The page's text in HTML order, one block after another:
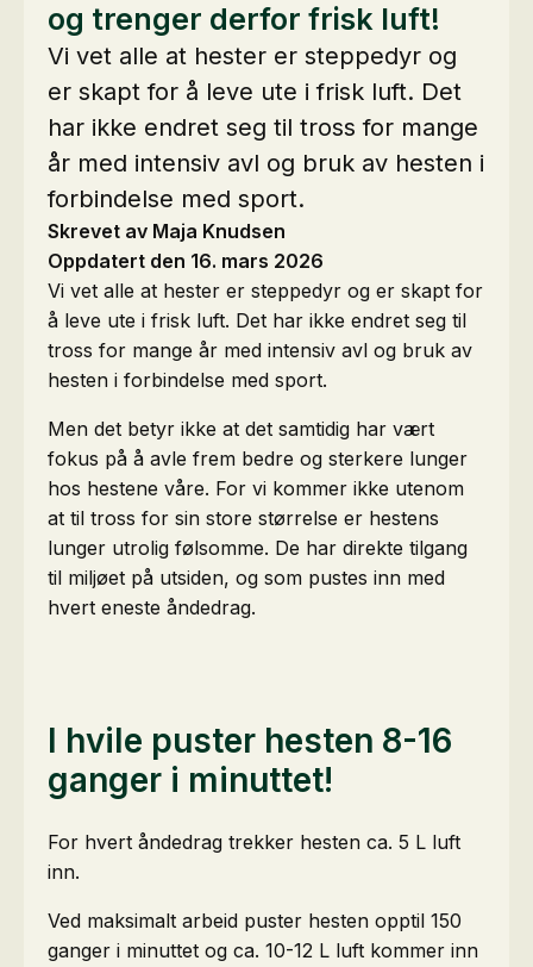
og trenger derfor frisk luft!
Vi vet alle at hester er steppedyr og
er skapt for å leve ute i frisk luft. Det
har ikke endret seg til tross for mange
år med intensiv avl og bruk av hesten i
forbindelse med sport.
Skrevet av Maja Knudsen
Oppdatert den 16. mars 2026
Vi vet alle at hester er steppedyr og er skapt for
å leve ute i frisk luft. Det har ikke endret seg til
tross for mange år med intensiv avl og bruk av
hesten i forbindelse med sport.
Men det betyr ikke at det samtidig har vært
fokus på å avle frem bedre og sterkere lunger
hos hestene våre. For vi kommer ikke utenom
at til tross for sin store størrelse er hestens
lunger utrolig følsomme. De har direkte tilgang
til miljøet på utsiden, og som pustes inn med
hvert eneste åndedrag.
I hvile puster hesten 8-16
ganger i minuttet!
For hvert åndedrag trekker hesten ca. 5 L luft
inn.
Ved maksimalt arbeid puster hesten opptil 150
ganger i minuttet og ca. 10-12 L luft kommer inn